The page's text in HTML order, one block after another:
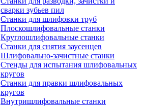
сварки зубьев пил
Станки для шлифовки труб
Плоскошлифовальные станки
Круглошлифовальные станки
Станки для снятия заусенцев
Шлифовально-зачистные станки
Стенды для испытания шлифовальных
кругов
Станки для правки шлифовальных
кругов
Внутришлифовальные станки